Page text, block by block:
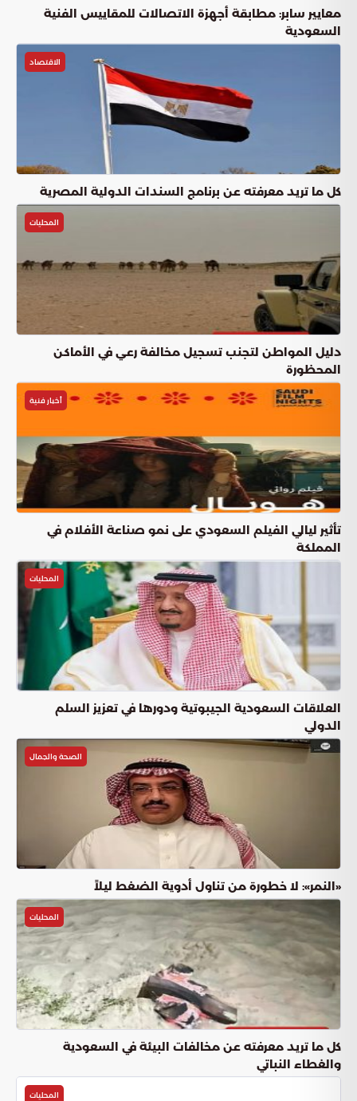
معايير سابر: مطابقة أجهزة الاتصالات للمقاييس الفنية
السعودية
الاقتصاد
كل ما تريد معرفته عن برنامج السندات الدولية المصرية
المحليات
دليل المواطن لتجنب تسجيل مخالفة رعي في الأماكن
المحظورة
أخبار فنية
تأثير ليالي الفيلم السعودي على نمو صناعة الأفلام في
المملكة
المحليات
العلاقات السعودية الجيبوتية ودورها في تعزيز السلم
الدولي
الصحة والجمال
«النمر»: لا خطورة من تناول أدوية الضغط ليلاً
المحليات
كل ما تريد معرفته عن مخالفات البيئة في السعودية
والغطاء النباتي
المحليات